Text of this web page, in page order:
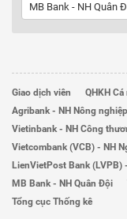
MB Bank - NH Quân
Giao dịch viên QHKH
Agribank - NH Nông
Vietinbank - NH Công
Vietcombank (VCB) - NH
LienVietPost Bank
MB Bank - NH Quân Đội
Tổng cục Thống kê